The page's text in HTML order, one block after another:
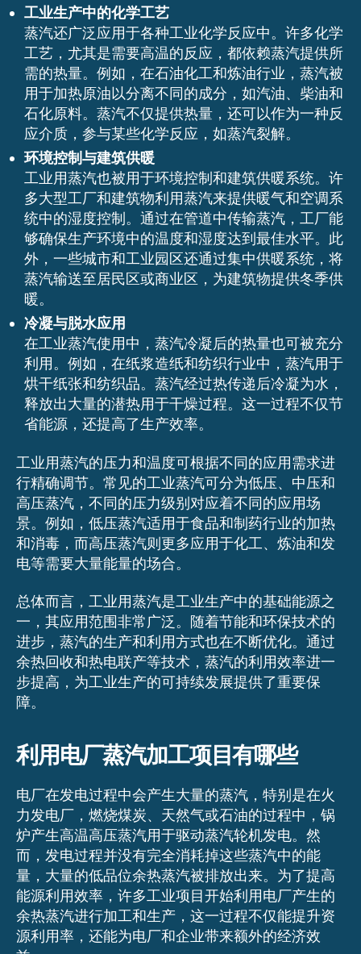
工业生产中的化学工艺
蒸汽还广泛应用于各种工业化学反应中。许多化学
工艺，尤其是需要高温的反应，都依赖蒸汽提供所
需的热量。例如，在石油化工和炼油行业，蒸汽被
用于加热原油以分离不同的成分，如汽油、柴油和
石化原料。蒸汽不仅提供热量，还可以作为一种反
应介质，参与某些化学反应，如蒸汽裂解。
环境控制与建筑供暖
工业用蒸汽也被用于环境控制和建筑供暖系统。许
多大型工厂和建筑物利用蒸汽来提供暖气和空调系
统中的湿度控制。通过在管道中传输蒸汽，工厂能
够确保生产环境中的温度和湿度达到最佳水平。此
外，一些城市和工业园区还通过集中供暖系统，将
蒸汽输送至居民区或商业区，为建筑物提供冬季供
暖。
冷凝与脱水应用
在工业蒸汽使用中，蒸汽冷凝后的热量也可被充分
利用。例如，在纸浆造纸和纺织行业中，蒸汽用于
烘干纸张和纺织品。蒸汽经过热传递后冷凝为水，
释放出大量的潜热用于干燥过程。这一过程不仅节
省能源，还提高了生产效率。
工业用蒸汽的压力和温度可根据不同的应用需求进
行精确调节。常见的工业蒸汽可分为低压、中压和
高压蒸汽，不同的压力级别对应着不同的应用场
景。例如，低压蒸汽适用于食品和制药行业的加热
和消毒，而高压蒸汽则更多应用于化工、炼油和发
电等需要大量能量的场合。
总体而言，工业用蒸汽是工业生产中的基础能源之
一，其应用范围非常广泛。随着节能和环保技术的
进步，蒸汽的生产和利用方式也在不断优化。通过
余热回收和热电联产等技术，蒸汽的利用效率进一
步提高，为工业生产的可持续发展提供了重要保
障。
利用电厂蒸汽加工项目有哪些
电厂在发电过程中会产生大量的蒸汽，特别是在火
力发电厂，燃烧煤炭、天然气或石油的过程中，锅
炉产生高温高压蒸汽用于驱动蒸汽轮机发电。然
而，发电过程并没有完全消耗掉这些蒸汽中的能
量，大量的低品位余热蒸汽被排放出来。为了提高
能源利用效率，许多工业项目开始利用电厂产生的
余热蒸汽进行加工和生产，这一过程不仅能提升资
源利用率，还能为电厂和企业带来额外的经济效